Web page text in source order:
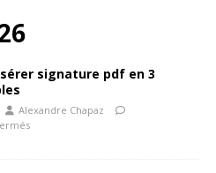
signature pdf en 3
Alexandre Chapaz